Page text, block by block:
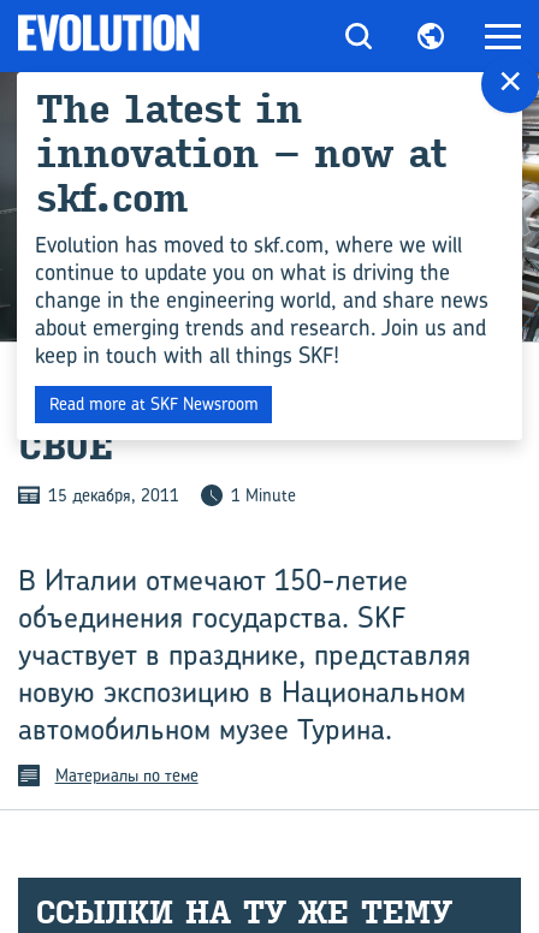
ПРОМЫШЛЕННОСТЬ
КАЖ­ДЫЙ НАЙ­ДЁТ ЧТО-​ТО
СВОЁ
15 декабря, 2011 1 Minute
В Италии отмечают 150-летие
объединения государства. SKF
участвует в празднике, представляя
новую экспозицию в Национальном
автомобильном музее Турина.
Материалы по теме
ССЫЛ­КИ НА ТУ ЖЕ ТЕМУ
×
The latest in
innovation – now at
skf.com
Evolution has moved to skf.com, where we will
continue to update you on what is driving the
change in the engineering world, and share news
about emerging trends and research. Join us and
keep in touch with all things SKF!
Read more at SKF Newsroom